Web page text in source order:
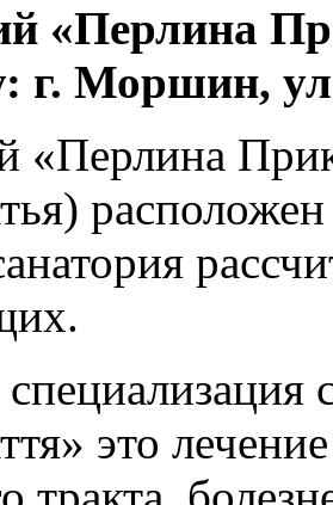
«Перлина
г. Моршин,
«Перлина
это